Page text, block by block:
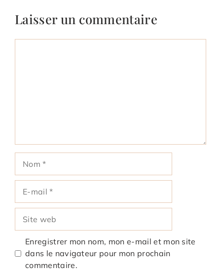
Laisser un commentaire
mail
web
Enregistrer mon nom, mon e-mail et mon site
dans le navigateur pour mon prochain
commentaire.